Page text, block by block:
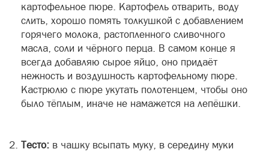
картофельное пюре. Картофель отварить, воду
слить, хорошо помять толкушкой с добавлением
горячего молока, растопленного сливочного
масла, соли и чёрного перца. В самом конце я
всегда добавляю сырое яйцо, оно придаёт
нежность и воздушность картофельному пюре.
Кастрюлю с пюре укутать полотенцем, чтобы оно
было тёплым, иначе не намажется на лепёшки.
Тесто: в чашку всыпать муку, в середину муки